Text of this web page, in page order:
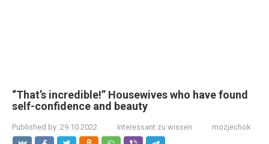
“That’s incredible!” Housewives who have found
self-confidence and beauty
Published by: 29.10.2022 Interessant zu wissen mozjechok